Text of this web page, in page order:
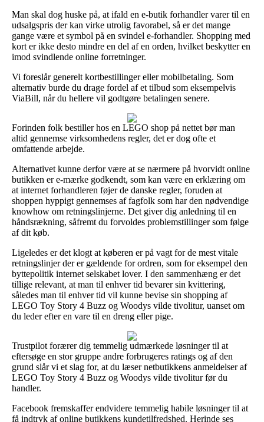
Man skal dog huske på, at ifald en e-butik forhandler varer til en
udsalgspris der kan virke utrolig favorabel, så er det mange
gange være et symbol på en svindel e-forhandler. Shopping med
kort er ikke desto mindre en del af en orden, hvilket beskytter en
imod svindlende online forretninger.
Vi foreslår generelt kortbestillinger eller mobilbetaling. Som
alternativ burde du drage fordel af et tilbud som eksempelvis
ViaBill, når du hellere vil godtgøre betalingen senere.
Forinden folk bestiller hos en LEGO shop på nettet bør man
altid gennemse virksomhedens regler, det er dog ofte et
omfattende arbejde.
Alternativet kunne derfor være at se nærmere på hvorvidt online
butikken er e-mærke godkendt, som kan være en erklæring om
at internet forhandleren føjer de danske regler, foruden at
shoppen hyppigt gennemses af fagfolk som har den nødvendige
knowhow om retningslinjerne. Det giver dig anledning til en
håndsrækning, såfremt du forvoldes problemstillinger som følge
af dit køb.
Ligeledes er det klogt at køberen er på vagt for de mest vitale
retningslinjer der er gældende for ordren, som for eksempel den
byttepolitik internet selskabet lover. I den sammenhæng er det
tillige relevant, at man til enhver tid bevarer sin kvittering,
således man til enhver tid vil kunne bevise sin shopping af
LEGO Toy Story 4 Buzz og Woodys vilde tivolitur, uanset om
du leder efter en vare til en dreng eller pige.
Trustpilot forærer dig temmelig udmærkede løsninger til at
eftersøge en stor gruppe andre forbrugeres ratings og af den
grund slår vi et slag for, at du læser netbutikkens anmeldelser af
LEGO Toy Story 4 Buzz og Woodys vilde tivolitur før du
handler.
Facebook fremskaffer endvidere temmelig habile løsninger til at
få indtryk af online butikkens kundetilfredshed. Herinde ses